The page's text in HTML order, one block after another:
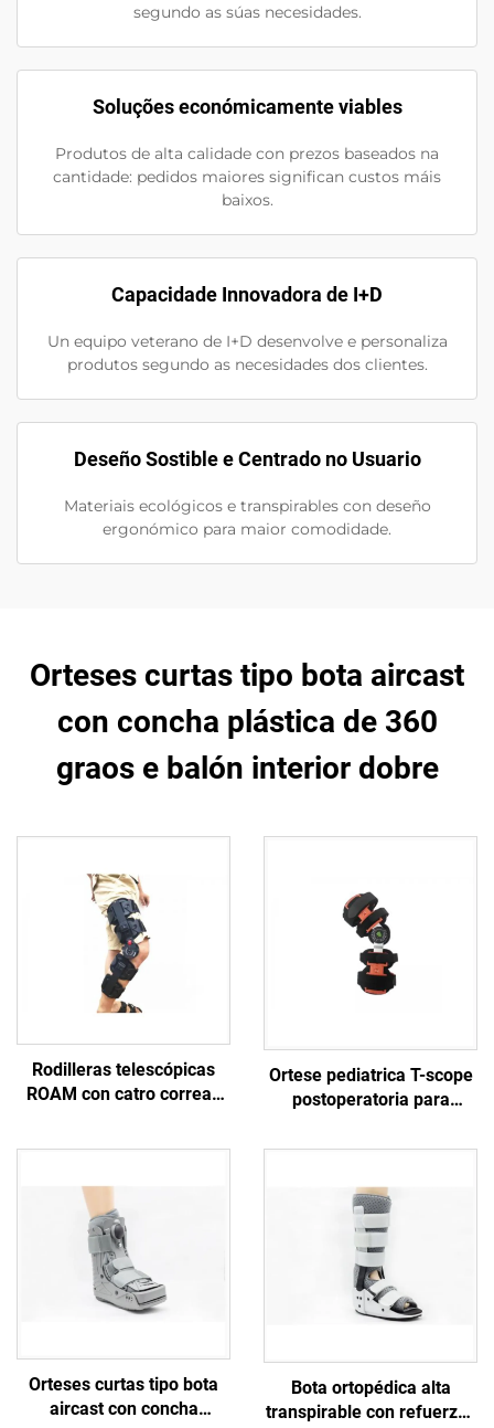
segundo as súas necesidades.
Soluções económicamente viables
Produtos de alta calidade con prezos baseados na
cantidade: pedidos maiores significan custos máis
baixos.
Capacidade Innovadora de I+D
Un equipo veterano de I+D desenvolve e personaliza
produtos segundo as necesidades dos clientes.
Deseño Sostible e Centrado no Usuario
Materiais ecológicos e transpirables con deseño
ergonómico para maior comodidade.
Orteses curtas tipo bota aircast
con concha plástica de 360
graos e balón interior dobre
Rodilleras telescópicas
ROAM con catro correas
Ortese pediatrica T-scope
postoperatoria para
rótula
Orteses curtas tipo bota
aircast con concha
Bota ortopédica alta
transpirable con refuerzos